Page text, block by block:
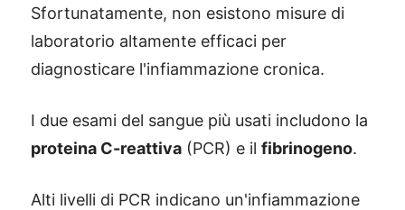
Sfortunatamente, non esistono misure di
laboratorio altamente efficaci per
diagnosticare l'infiammazione cronica.
I due esami del sangue più usati includono la
proteina C-reattiva (PCR) e il fibrinogeno.
Alti livelli di PCR indicano un'infiammazione